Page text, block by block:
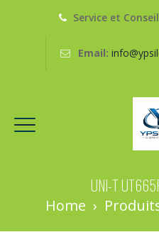
Service et
Email:
UNI-T
Home ›